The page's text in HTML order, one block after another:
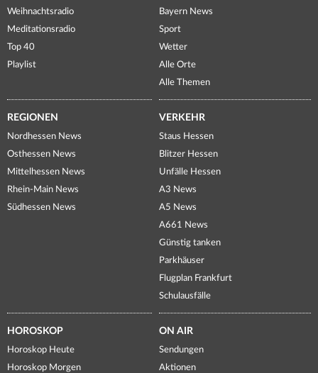
Weihnachtsradio
Meditationsradio
Top 40
Playlist
Bayern News
Sport
Wetter
Alle Orte
Alle Themen
REGIONEN
Nordhessen News
Osthessen News
Mittelhessen News
Rhein-Main News
Südhessen News
VERKEHR
Staus Hessen
Blitzer Hessen
Unfälle Hessen
A3 News
A5 News
A661 News
Günstig tanken
Parkhäuser
Flugplan Frankfurt
Schulausfälle
HOROSKOP
Horoskop Heute
Horoskop Morgen
ON AIR
Sendungen
Aktionen